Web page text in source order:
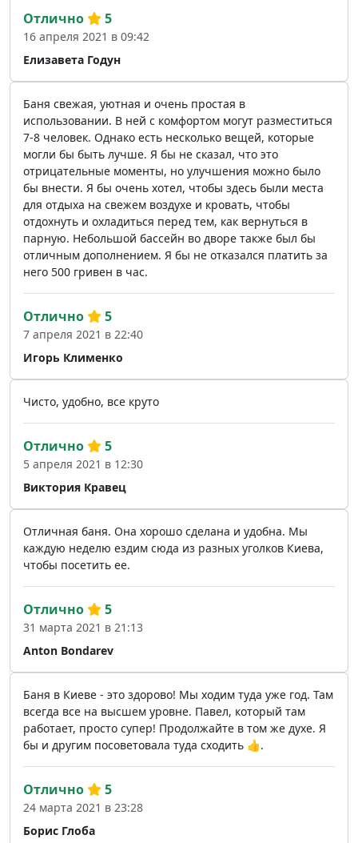
Елизавета Годун
Отлично 5
16 апреля 2021 в 09:42
Баня свежая, уютная и очень простая в
использовании. В ней с комфортом могут разместиться
7-8 человек. Однако есть несколько вещей, которые
могли бы быть лучше. Я бы не сказал, что это
отрицательные моменты, но улучшения можно было
бы внести. Я бы очень хотел, чтобы здесь были места
для отдыха на свежем воздухе и кровать, чтобы
отдохнуть и охладиться перед тем, как вернуться в
парную. Небольшой бассейн во дворе также был бы
отличным дополнением. Я бы не отказался платить за
него 500 гривен в час.
Игорь Клименко
Отлично 5
7 апреля 2021 в 22:40
Чисто, удобно, все круто
Виктория Кравец
Отлично 5
5 апреля 2021 в 12:30
Отличная баня. Она хорошо сделана и удобна. Мы
каждую неделю ездим сюда из разных уголков Киева,
чтобы посетить ее.
Anton Bondarev
Отлично 5
31 марта 2021 в 21:13
Баня в Киеве - это здорово! Мы ходим туда уже год. Там
всегда все на высшем уровне. Павел, который там
работает, просто супер! Продолжайте в том же духе. Я
бы и другим посоветовала туда сходить 👍.
Борис Глоба
Отлично 5
24 марта 2021 в 23:28